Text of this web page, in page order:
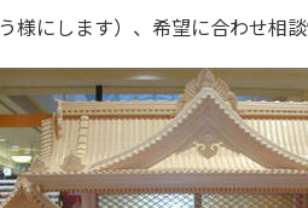
にします）、希望に合わせ相談